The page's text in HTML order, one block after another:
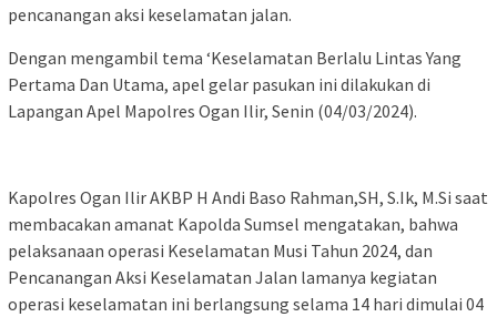
pencanangan aksi keselamatan jalan.
Dengan mengambil tema ‘Keselamatan Berlalu Lintas Yang
Pertama Dan Utama, apel gelar pasukan ini dilakukan di
Lapangan Apel Mapolres Ogan Ilir, Senin (04/03/2024).
Kapolres Ogan Ilir AKBP H Andi Baso Rahman,SH, S.Ik, M.Si saat
membacakan amanat Kapolda Sumsel mengatakan, bahwa
pelaksanaan operasi Keselamatan Musi Tahun 2024, dan
Pencanangan Aksi Keselamatan Jalan lamanya kegiatan
operasi keselamatan ini berlangsung selama 14 hari dimulai 04